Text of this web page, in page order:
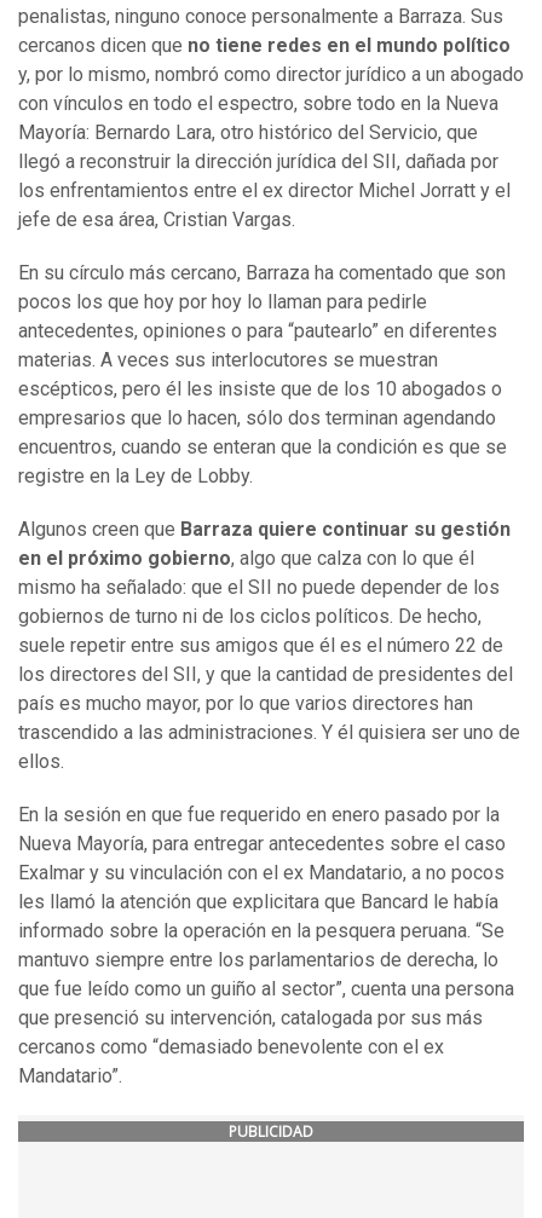
penalistas, ninguno conoce personalmente a Barraza. Sus
cercanos dicen que no tiene redes en el mundo político
y, por lo mismo, nombró como director jurídico a un abogado
con vínculos en todo el espectro, sobre todo en la Nueva
Mayoría: Bernardo Lara, otro histórico del Servicio, que
llegó a reconstruir la dirección jurídica del SII, dañada por
los enfrentamientos entre el ex director Michel Jorratt y el
jefe de esa área, Cristian Vargas.
En su círculo más cercano, Barraza ha comentado que son
pocos los que hoy por hoy lo llaman para pedirle
antecedentes, opiniones o para “pautearlo” en diferentes
materias. A veces sus interlocutores se muestran
escépticos, pero él les insiste que de los 10 abogados o
empresarios que lo hacen, sólo dos terminan agendando
encuentros, cuando se enteran que la condición es que se
registre en la Ley de Lobby.
Algunos creen que Barraza quiere continuar su gestión
en el próximo gobierno, algo que calza con lo que él
mismo ha señalado: que el SII no puede depender de los
gobiernos de turno ni de los ciclos políticos. De hecho,
suele repetir entre sus amigos que él es el número 22 de
los directores del SII, y que la cantidad de presidentes del
país es mucho mayor, por lo que varios directores han
trascendido a las administraciones. Y él quisiera ser uno de
ellos.
En la sesión en que fue requerido en enero pasado por la
Nueva Mayoría, para entregar antecedentes sobre el caso
Exalmar y su vinculación con el ex Mandatario, a no pocos
les llamó la atención que explicitara que Bancard le había
informado sobre la operación en la pesquera peruana. “Se
mantuvo siempre entre los parlamentarios de derecha, lo
que fue leído como un guiño al sector”, cuenta una persona
que presenció su intervención, catalogada por sus más
cercanos como “demasiado benevolente con el ex
Mandatario”.
PUBLICIDAD